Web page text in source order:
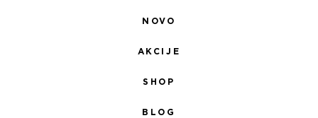
NOVO
AKCIJE
SHOP
BLOG